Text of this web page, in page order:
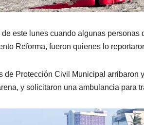
de este lunes cuando algunas
Reforma, fueron quienes lo
de Protección Civil Municipal arribaron
y solicitaron una ambulancia para